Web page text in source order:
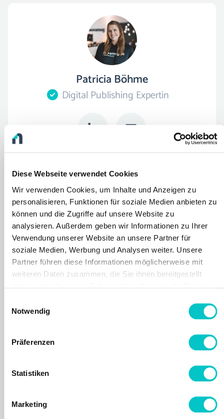
Diese Webseite verwendet Cookies
Wir verwenden Cookies, um Inhalte und Anzeigen zu
personalisieren, Funktionen für soziale Medien anbieten zu
können und die Zugriffe auf unsere Website zu
analysieren. Außerdem geben wir Informationen zu Ihrer
Verwendung unserer Website an unsere Partner für
soziale Medien, Werbung und Analysen weiter. Unsere
Partner führen diese Informationen möglicherweise mit
weiteren Daten zusammen, die Sie ihnen bereitgestellt
Notwendig
Präferenzen
Statistiken
Marketing
Patricia Böhme
Digital Publishing Expertin
Termin mit Patricia.
Demo (Video) 45 Minuten
Estefano
Digital